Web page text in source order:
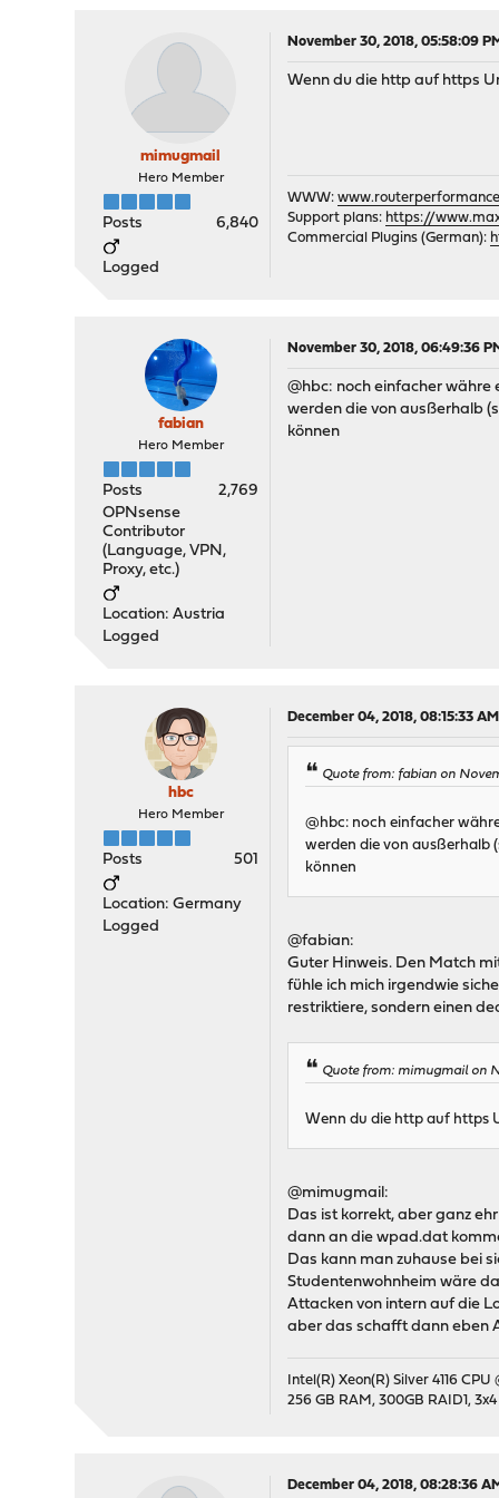
mimugmail
Hero Member
Posts 6,840
Logged
November 30, 2018, 05:58:09
Wenn du die http auf https
WWW:
Support plans: https://
Commercial Plugins (German):
fabian
Hero Member
Posts
2,769
OPNsense
Contributor
(Language, VPN,
Proxy, etc.)
Location: Austria
Logged
November 30, 2018, 06:49:36
@hbc: noch einfacher
werden die von ausßerhalb
können
hbc
Hero Member
Posts 501
Location: Germany
Logged
December 04, 2018, 08:15:33 AM
Quote from: fabian on
@hbc: noch einfacher
werden die von ausßerhalb
können
@fabian:
Guter Hinweis. Den Match
fühle ich mich irgendwie
restriktiere, sondern einen
Quote from: mimugmail on
Wenn du die http auf https
@mimugmail:
Das ist korrekt, aber ganz
dann an die wpad.dat
Das kann man zuhause bei
Studentenwohnheim wäre
Attacken von intern auf die
aber das schafft dann eben
Intel(R) Xeon(R) Silver 4116 CPU
256 GB RAM, 300GB RAID1,
December 04, 2018, 08:28:36